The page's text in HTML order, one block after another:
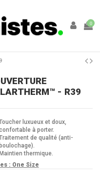
0
- R39
luxueux et doux,
à porter.
de qualité (anti-
boulochage).
thermique.
: One Size